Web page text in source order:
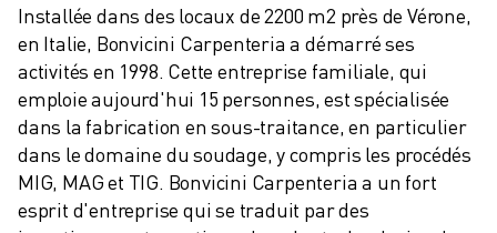
Installée dans des locaux de 2200 m2 près de Vérone,
en Italie, Bonvicini Carpenteria a démarré ses
activités en 1998. Cette entreprise familiale, qui
emploie aujourd'hui 15 personnes, est spécialisée
dans la fabrication en sous-traitance, en particulier
dans le domaine du soudage, y compris les procédés
MIG, MAG et TIG. Bonvicini Carpenteria a un fort
esprit d'entreprise qui se traduit par des